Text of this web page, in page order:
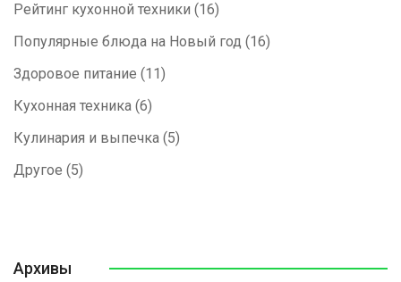
Рейтинг кухонной техники (16)
Популярные блюда на Новый год (16)
Здоровое питание (11)
Кухонная техника (6)
Кулинария и выпечка (5)
Другое (5)
Архивы